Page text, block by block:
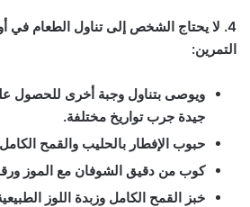
4. لا يحتاج الشخص إلى تناول الطعام في
التمرين:
ويوصى بتناول وجبة أخرى للحصول
جيدة جرب تواريخ مختلفة.
حبوب الإفطار بالحليب والقمح
كوب من دقيق الشوفان مع الموز
خبز القمح الكامل وزبدة اللوز